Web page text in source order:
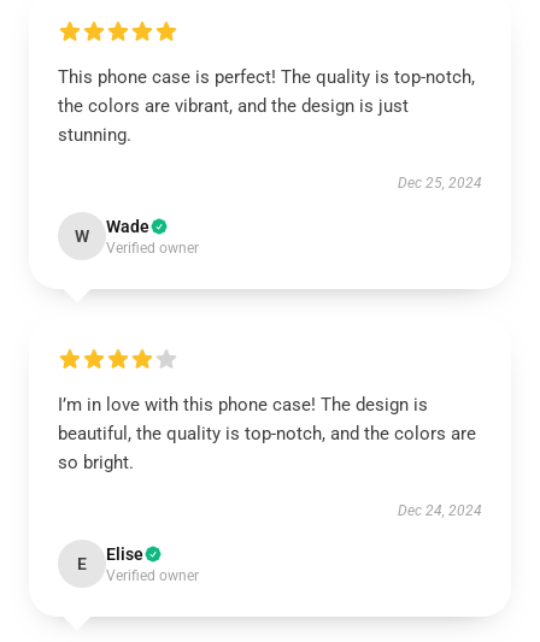
This phone case is perfect! The quality is top-notch,
the colors are vibrant, and the design is just
stunning.
Dec 25, 2024
W Wade
Verified owner
I’m in love with this phone case! The design is
beautiful, the quality is top-notch, and the colors are
so bright.
Dec 24, 2024
E Elise
Verified owner